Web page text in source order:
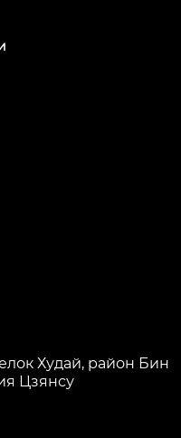
Худай, район Бин
Цзянсу